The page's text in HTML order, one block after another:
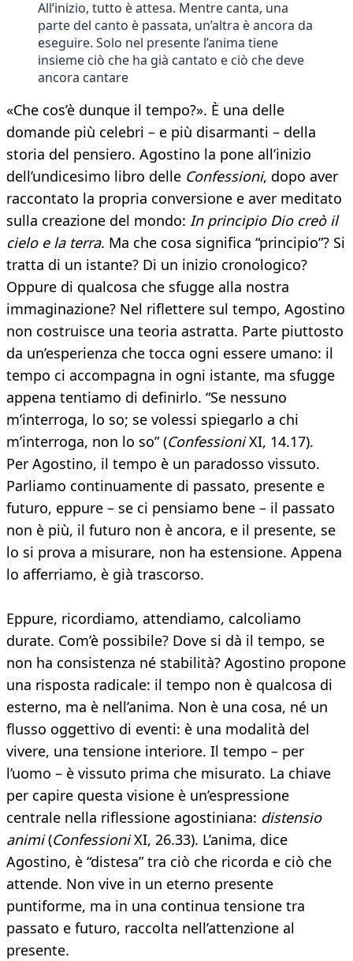
All’inizio, tutto è attesa. Mentre canta, una
parte del canto è passata, un’altra è ancora da
eseguire. Solo nel presente l’anima tiene
insieme ciò che ha già cantato e ciò che deve
ancora cantare
«Che cos’è dunque il tempo?». È una delle
domande più celebri – e più disarmanti – della
storia del pensiero. Agostino la pone all’inizio
dell’undicesimo libro delle Confessioni, dopo aver
raccontato la propria conversione e aver meditato
sulla creazione del mondo: In principio Dio creò il
cielo e la terra. Ma che cosa significa “principio”? Si
tratta di un istante? Di un inizio cronologico?
Oppure di qualcosa che sfugge alla nostra
immaginazione? Nel riflettere sul tempo, Agostino
non costruisce una teoria astratta. Parte piuttosto
da un’esperienza che tocca ogni essere umano: il
tempo ci accompagna in ogni istante, ma sfugge
appena tentiamo di definirlo. “Se nessuno
m’interroga, lo so; se volessi spiegarlo a chi
m’interroga, non lo so” (ConfessioniXI, 14.17).
Per Agostino, il tempo è un paradosso vissuto.
Parliamo continuamente di passato, presente e
futuro, eppure – se ci pensiamo bene – il passato
non è più, il futuro non è ancora, e il presente, se
lo si prova a misurare, non ha estensione. Appena
lo afferriamo, è già trascorso.
Eppure, ricordiamo, attendiamo, calcoliamo
durate. Com’è possibile? Dove si dà il tempo, se
non ha consistenza né stabilità? Agostino propone
una risposta radicale: il tempo non è qualcosa di
esterno, ma è nell’anima. Non è una cosa, né un
flusso oggettivo di eventi: è una modalità del
vivere, una tensione interiore. Il tempo – per
l’uomo – è vissuto prima che misurato. La chiave
per capire questa visione è un’espressione
centrale nella riflessione agostiniana: distensio
animi(ConfessioniXI, 26.33). L’anima, dice
Agostino, è “distesa” tra ciò che ricorda e ciò che
attende. Non vive in un eterno presente
puntiforme, ma in una continua tensione tra
passato e futuro, raccolta nell’attenzione al
presente.